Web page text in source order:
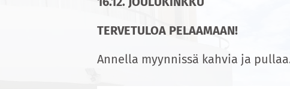
TERVETULOA PELAAMAAN!
Annella myynnissä kahvia ja